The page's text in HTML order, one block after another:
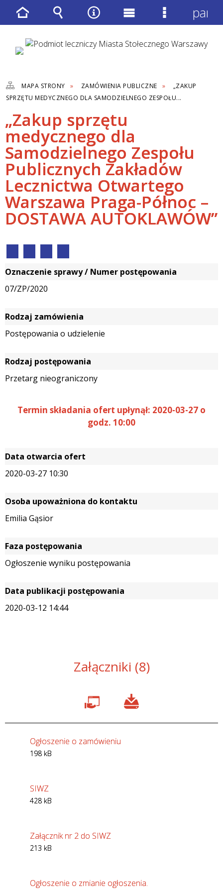
MAPA STRONY ZAMÓWIENIA PUBLICZNE
„ZAKUP
SPRZĘTU MEDYCZNEGO DLA SAMODZIELNEGO ZESPOŁU...
„Zakup sprzętu
medycznego dla
Samodzielnego Zespołu
Publicznych Zakładów
Lecznictwa Otwartego
Warszawa Praga-Północ –
DOSTAWA AUTOKLAWÓW”
Oznaczenie sprawy / Numer postępowania
07/ZP/2020
Rodzaj zamówienia
Postępowania o udzielenie
Rodzaj postępowania
Przetarg nieograniczony
Termin składania ofert upłynął: 2020-03-27 o
godz. 10:00
Data otwarcia ofert
2020-03-27 10:30
Osoba upoważniona do kontaktu
Emilia Gąsior
Faza postępowania
Ogłoszenie wyniku postępowania
Data publikacji postępowania
2020-03-12 14:44
Załączniki (8)
Ogłoszenie o zamówieniu
198 kB
SIWZ
428 kB
Załącznik nr 2 do SIWZ
213 kB
Ogłoszenie o zmianie ogłoszenia.
Strona
główna
Wyszukiwarka
Narzędzia
Menu
główne
Menu
panel